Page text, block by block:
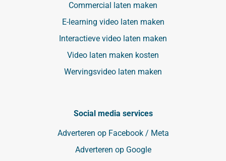
Commercial laten maken
E-learning video laten maken
Interactieve video laten maken
Video laten maken kosten
Wervingsvideo laten maken
Social media services
Adverteren op Facebook / Meta
Adverteren op Google